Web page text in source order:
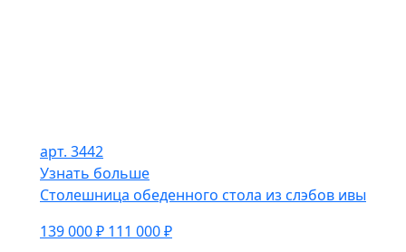
арт. 3442
Узнать больше
Столешница обеденного стола из слэбов ивы
139 000 ₽ 111 000 ₽